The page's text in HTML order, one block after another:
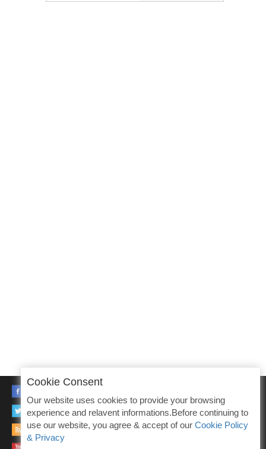
TWITTER
RSS
Cookie Consent
Our website uses cookies to provide your browsing
experience and relavent informations.Before continuing to
use our website, you agree & accept of our Cookie Policy
& Privacy